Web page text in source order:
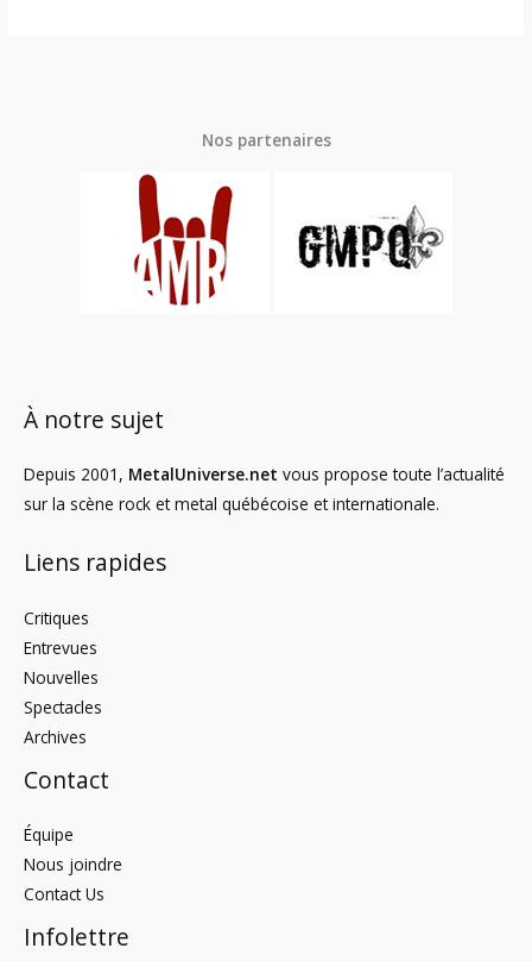
Nos partenaires
À notre sujet
Depuis 2001, MetalUniverse.net vous propose toute l’actualité
sur la scène rock et metal québécoise et internationale.
Liens rapides
Critiques
Entrevues
Nouvelles
Spectacles
Archives
Contact
Équipe
Nous joindre
Contact Us
Infolettre